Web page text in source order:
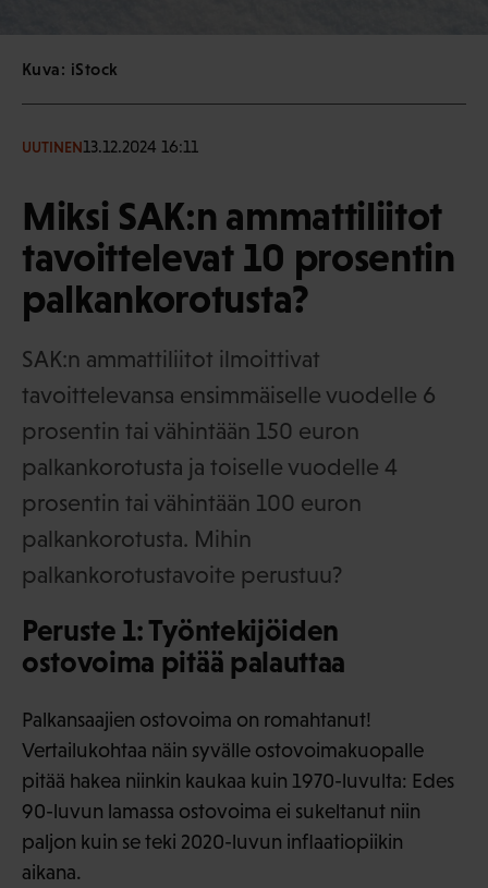
Kuva: iStock
UUTINEN13.12.2024 16:11
Miksi SAK:n ammattiliitot
tavoittelevat 10 prosentin
palkankorotusta?
SAK:n ammattiliitot ilmoittivat
tavoittelevansa ensimmäiselle vuodelle 6
prosentin tai vähintään 150 euron
palkankorotusta ja toiselle vuodelle 4
prosentin tai vähintään 100 euron
palkankorotusta. Mihin
palkankorotustavoite perustuu?
Peruste 1: Työntekijöiden
ostovoima pitää palauttaa
Palkansaajien ostovoima on romahtanut!
Vertailukohtaa näin syvälle ostovoimakuopalle
pitää hakea niinkin kaukaa kuin 1970-luvulta: Edes
90-luvun lamassa ostovoima ei sukeltanut niin
paljon kuin se teki 2020-luvun inflaatiopiikin
aikana.